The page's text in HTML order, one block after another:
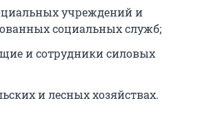
учреждений и
социальных служб;
и сотрудники силовых
и лесных хозяйствах.